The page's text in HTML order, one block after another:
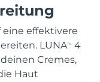
eine effektivere
LUNATM
4
Cremes,
Haut
Gel